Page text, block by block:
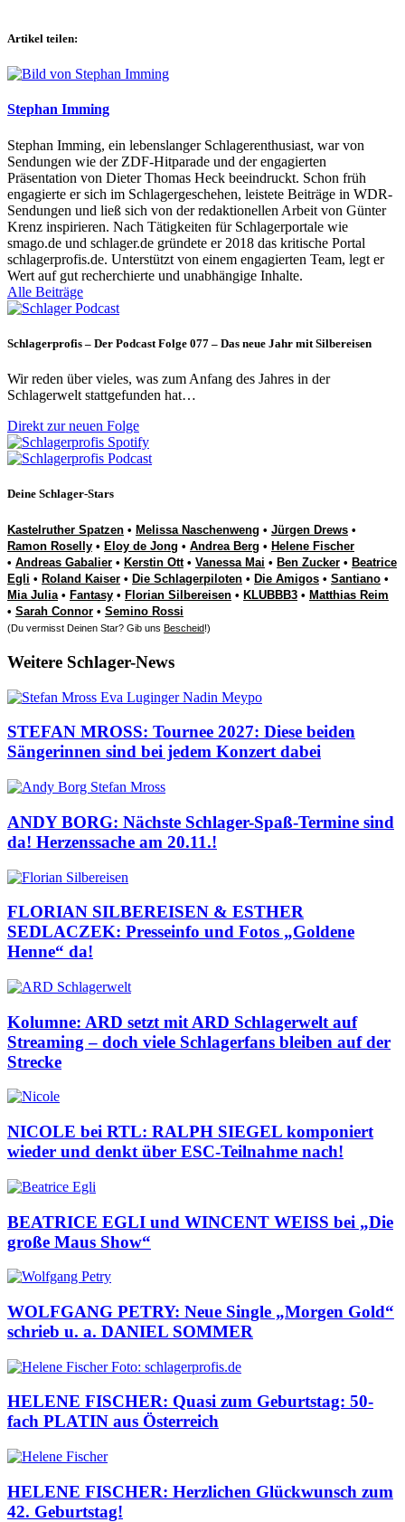
Artikel teilen:
Stephan Imming
Stephan Imming, ein lebenslanger Schlagerenthusiast, war von
Sendungen wie der ZDF-Hitparade und der engagierten
Präsentation von Dieter Thomas Heck beeindruckt. Schon früh
engagierte er sich im Schlagergeschehen, leistete Beiträge in WDR-
Sendungen und ließ sich von der redaktionellen Arbeit von Günter
Krenz inspirieren. Nach Tätigkeiten für Schlagerportale wie
smago.de und schlager.de gründete er 2018 das kritische Portal
schlagerprofis.de. Unterstützt von einem engagierten Team, legt er
Wert auf gut recherchierte und unabhängige Inhalte.
Alle Beiträge
Schlagerprofis – Der Podcast Folge 077 – Das neue Jahr mit Silbereisen
Wir reden über vieles, was zum Anfang des Jahres in der
Schlagerwelt stattgefunden hat…
Direkt zur neuen Folge
Deine Schlager-Stars
Kastelruther Spatzen • Melissa Naschenweng • Jürgen Drews •
Ramon Roselly • Eloy de Jong • Andrea Berg • Helene Fischer
• Andreas Gabalier • Kerstin Ott• Vanessa Mai • Ben Zucker • Beatrice
Egli • Roland Kaiser • Die Schlagerpiloten • Die Amigos • Santiano •
Mia Julia• Fantasy • Florian Silbereisen • KLUBBB3 • Matthias Reim
• Sarah Connor • Semino Rossi
(Du vermisst Deinen Star? Gib uns Bescheid!)
Weitere Schlager-News
STEFAN MROSS: Tournee 2027: Diese beiden
Sängerinnen sind bei jedem Konzert dabei
ANDY BORG: Nächste Schlager-Spaß-Termine sind
da! Herzenssache am 20.11.!
FLORIAN SILBEREISEN & ESTHER
SEDLACZEK: Presseinfo und Fotos „Goldene
Henne“ da!
Kolumne: ARD setzt mit ARD Schlagerwelt auf
Streaming – doch viele Schlagerfans bleiben auf der
Strecke
NICOLE bei RTL: RALPH SIEGEL komponiert
wieder und denkt über ESC-Teilnahme nach!
BEATRICE EGLI und WINCENT WEISS bei „Die
große Maus Show“
WOLFGANG PETRY: Neue Single „Morgen Gold“
schrieb u. a. DANIEL SOMMER
HELENE FISCHER: Quasi zum Geburtstag: 50-
fach PLATIN aus Österreich
HELENE FISCHER: Herzlichen Glückwunsch zum
42. Geburtstag!